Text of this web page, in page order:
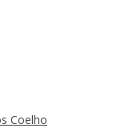
Coelho